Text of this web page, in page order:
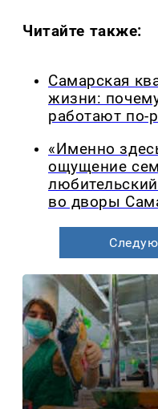
Читайте также:
Самарская
жизни:
работают по-
«Именно
ощущение
во дворы